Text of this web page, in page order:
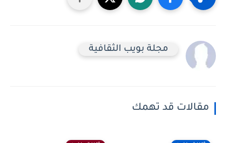
مجلة بويب الثقافية
مقالات قد تهمك